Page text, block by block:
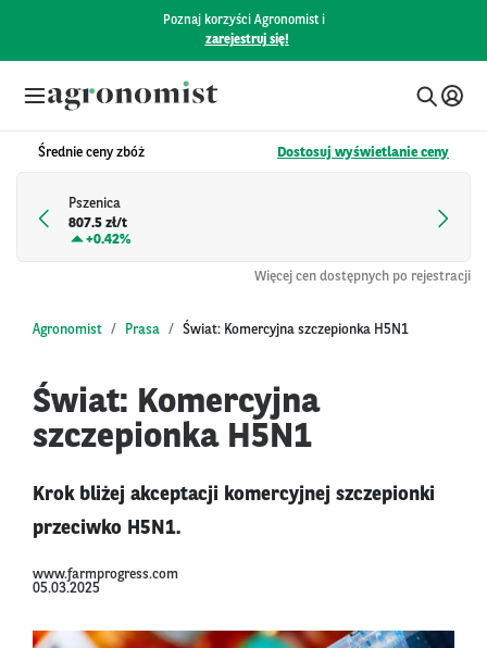
Poznaj korzyści Agronomist i
zarejestruj się!
Średnie ceny zbóż Dostosuj wyświetlanie ceny
Pszenica
807.5 zł/t
+0.42%
Więcej cen dostępnych po rejestracji
Agronomist Prasa Świat: Komercyjna szczepionka H5N1
Świat: Komercyjna
szczepionka H5N1
Krok bliżej akceptacji komercyjnej szczepionki
przeciwko H5N1.
www.farmprogress.com
05.03.2025